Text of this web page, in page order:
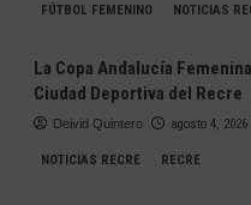
FÚTBOL FEMENINO NOTICIAS
La Copa Andalucía
Ciudad Deportiva del Recre
Deivid Quintero agosto 4, 2026
NOTICIAS RECRE RECRE